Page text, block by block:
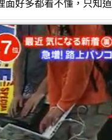
好多都看不懂，只知